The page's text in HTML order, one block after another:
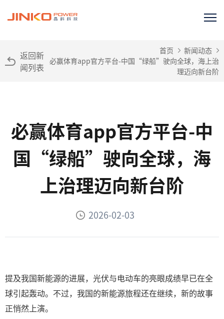
返回新
闻列表
首页
新闻动态
必赢体育app官方平台-中国“绿船”驶向全球，海上治
理迈向新台阶
必赢体育app官方平台-中
国“绿船”驶向全球，海
上治理迈向新台阶
2026-02-03
提及我国新能源的进展，光伏与电动车的亮眼成绩早已在全
球引起轰动。不过，我国的新能源旅程还在继续，新的故事
正悄然上演。